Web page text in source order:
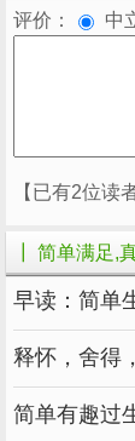
活中最真
单，人们
评价： 中
【已有2位读
┃ 简单满足,
早读：简单
释怀，舍得
简单有趣过